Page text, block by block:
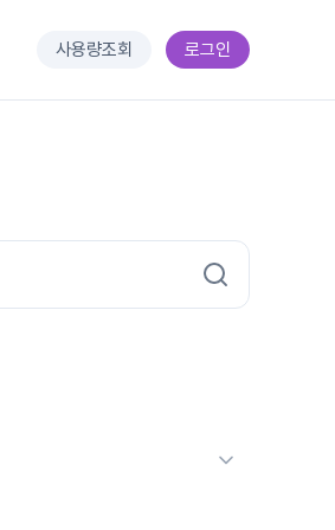
사용량조회 로그인